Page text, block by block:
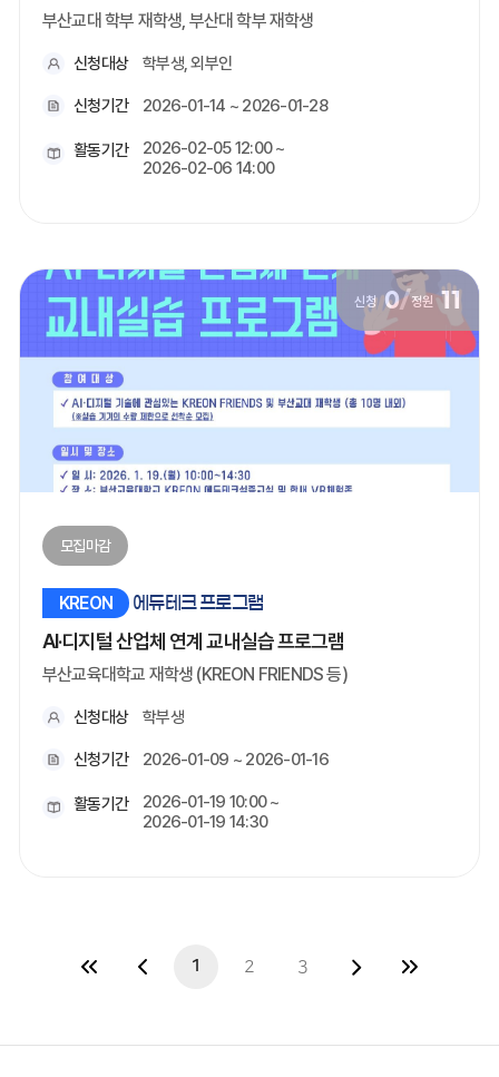
부산교대 학부 재학생, 부산대 학부 재학생
신청대상 학부생, 외부인
신청기간 2026-01-14 ~ 2026-01-28
활동기간
2026-02-05 12:00 ~
2026-02-06 14:00
신청 0/정원 11
모집마감
KREON 에듀테크 프로그램
AI·디지털 산업체 연계 교내실습 프로그램
부산교육대학교 재학생 (KREON FRIENDS 등)
신청대상 학부생
신청기간 2026-01-09 ~ 2026-01-16
활동기간
2026-01-19 10:00 ~
2026-01-19 14:30
1 2 3